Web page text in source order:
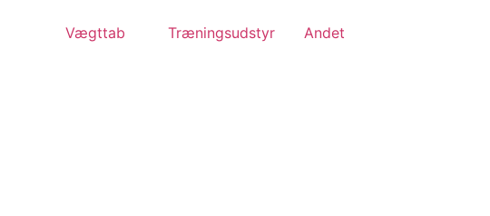
Vægttab Træningsudstyr Andet